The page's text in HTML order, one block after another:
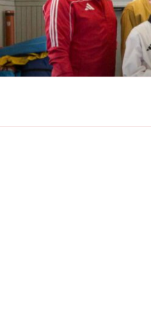
Zum
Inhalt
springen